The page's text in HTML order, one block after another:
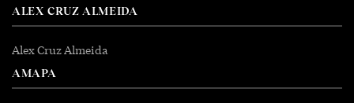
ALEX CRUZ ALMEIDA
Alex Cruz Almeida
AMAPA